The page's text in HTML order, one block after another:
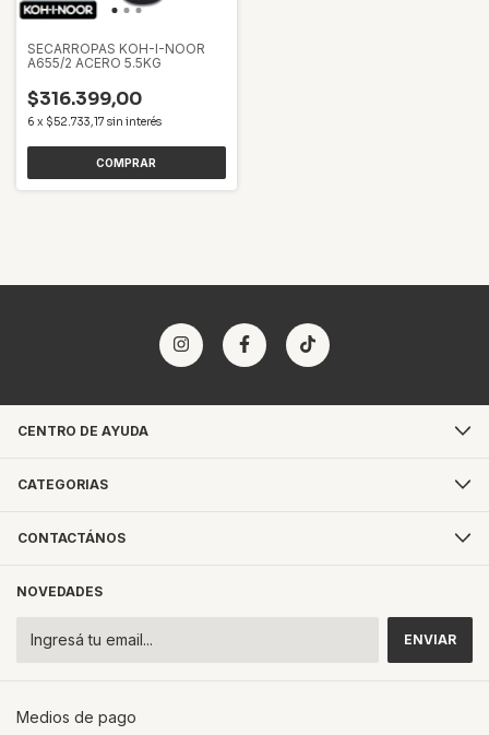
SECARROPAS KOH-I-NOOR
A655/2 ACERO 5.5KG
$316.399,00
6 x $52.733,17 sin interés
CENTRO DE AYUDA
CATEGORIAS
CONTACTÁNOS
NOVEDADES
Medios de pago